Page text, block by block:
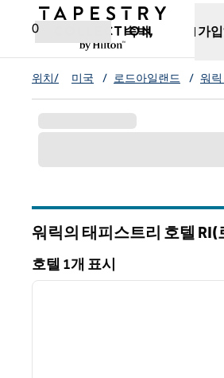
콘텐츠로 이동
0
숙박,
새 탭 열림
가
위치/ 미국 / 로드아일랜드 / 워릭
워릭의 태피스트리 호텔 RI(
호텔 1개 표시
호텔 1개 표시
1/12